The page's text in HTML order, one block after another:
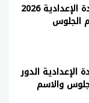
اعرف درجاتك.. نتيجة الشهادة الإعدادية 2026
الجلوس
الدور